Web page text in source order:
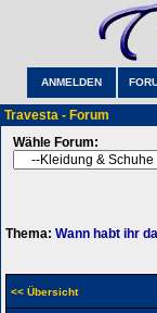
ANMELDEN
Travesta - Forum
Wähle Forum:
Thema: Wann habt ihr
<< Übersicht